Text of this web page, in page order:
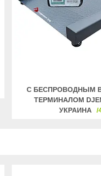
С БЕСПРОВОДНЫМ
ТЕРМИНАЛОМ
УКРАИНА